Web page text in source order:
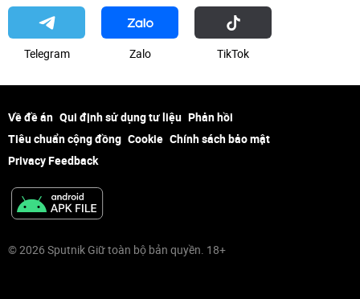
Telegram Zalo ТikТоk
Về đề án Qui định sử dụng tư liệu Phản hồi
Tiêu chuẩn cộng đồng Cookie Chính sách bảo mật
Privacy Feedback
© 2026 Sputnik Giữ toàn bộ bản quyền. 18+